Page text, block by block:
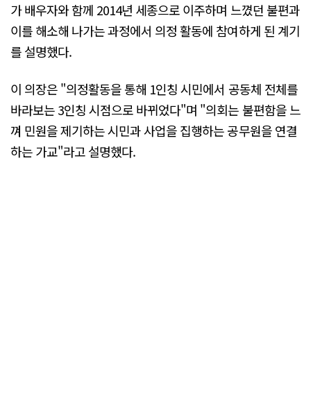
가 배우자와 함께 2014년 세종으로 이주하며 느꼈던 불편과
이를 해소해 나가는 과정에서 의정 활동에 참여하게 된 계기
를 설명했다.
이 의장은 "의정활동을 통해 1인칭 시민에서 공동체 전체를
바라보는 3인칭 시점으로 바뀌었다"며 "의회는 불편함을 느
껴 민원을 제기하는 시민과 사업을 집행하는 공무원을 연결
하는 가교"라고 설명했다.